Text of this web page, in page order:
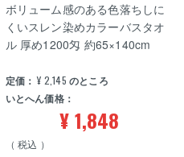
定価： ¥ 2,145 のところ
いとへん価格：
¥1,848
税込
ボリューム感のある色落ちしに
くいスレン染めカラーバスタオ
ル 厚め1200匁 約65×140cm